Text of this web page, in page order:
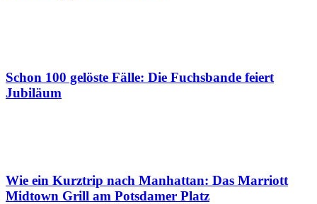
Schon 100 gelöste Fälle: Die Fuchsbande feiert
Jubiläum
Wie ein Kurztrip nach Manhattan: Das Marriott
Midtown Grill am Potsdamer Platz